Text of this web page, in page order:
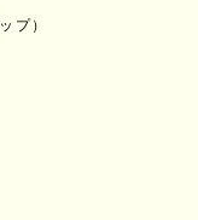
プ）